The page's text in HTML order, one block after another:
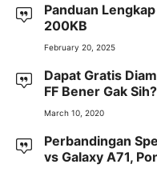
Panduan
200KB
February 20, 2025
Dapat Gratis
FF Bener Gak Sih?
March 10, 2020
Perbandingan
vs Galaxy A71,